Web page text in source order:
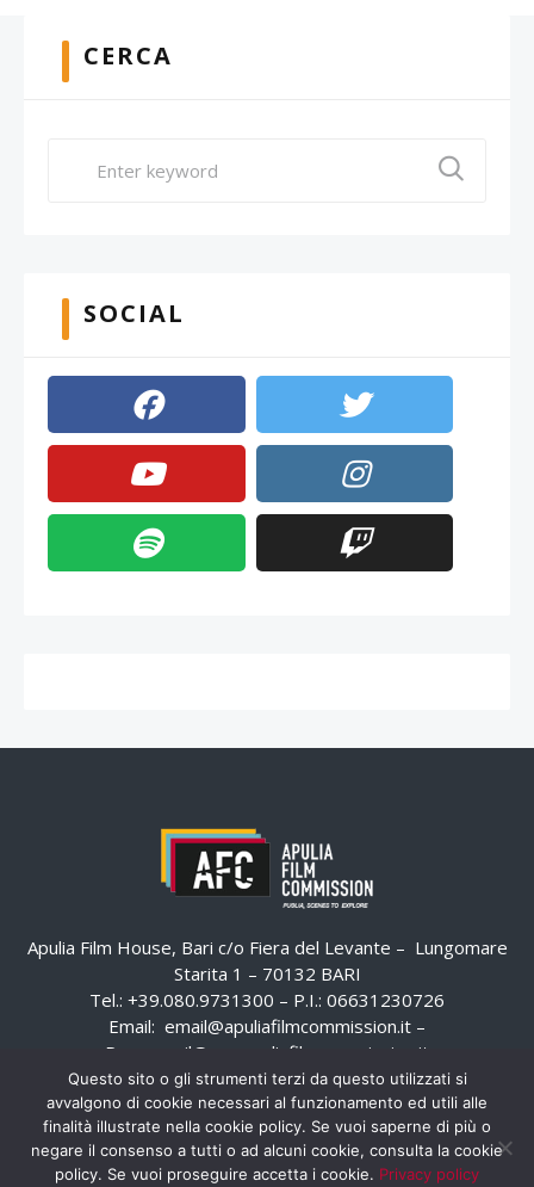
CERCA
SOCIAL
Apulia Film House, Bari c/o Fiera del Levante – Lungomare
Starita 1 – 70132 BARI
Tel.: +39.080.9731300 – P.I.: 06631230726
Email: email@apuliafilmcommission.it –
Pec:
email@pec.apuliafilmcommission.it
Questo sito o gli strumenti terzi da questo utilizzati si
avvalgono di cookie necessari al funzionamento ed utili alle
finalità illustrate nella cookie policy. Se vuoi saperne di più o
negare il consenso a tutti o ad alcuni cookie, consulta la cookie
policy. Se vuoi proseguire accetta i cookie. Privacy policy